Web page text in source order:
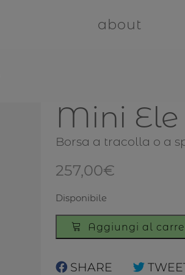
about
Mini
Borsa a tracolla o a
257,00€
Disponibile
Mini
Ele
giallo
Aggiungi al
SHARE